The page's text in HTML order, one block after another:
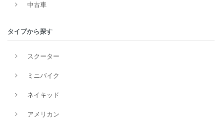
中古車
タイプから探す
スクーター
ミニバイク
ネイキッド
アメリカン